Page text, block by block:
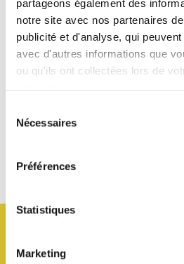
partageons également des
notre site avec nos partenaires
publicité et d'analyse, qui
avec d'autres informations que
ou qu'ils ont collectées lors de
Nécessaires
Préférences
Statistiques
Marketing
RETOUR À LA LISTE
PARTAGER